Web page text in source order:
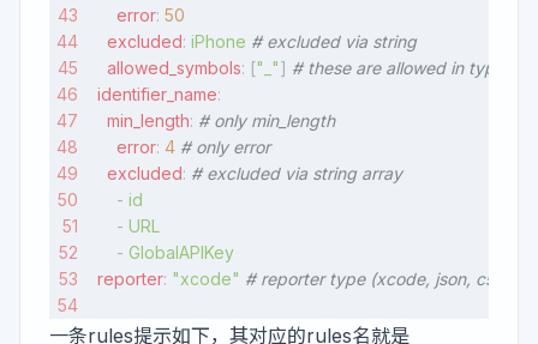
    error
: 50
  excluded
: iPhone # excluded via string
  allowed_symbols
: ["_"] # these are allowed in type
identifier_name:
  min_length
: # only min_length
    error
: 4 # only error
  excluded
: # excluded via string array
    -
id
    -
URL
    -
GlobalAPIKey
reporter: "xcode" # reporter type (xcode, json, csv,
一条rules提示如下，其对应的rules名就是